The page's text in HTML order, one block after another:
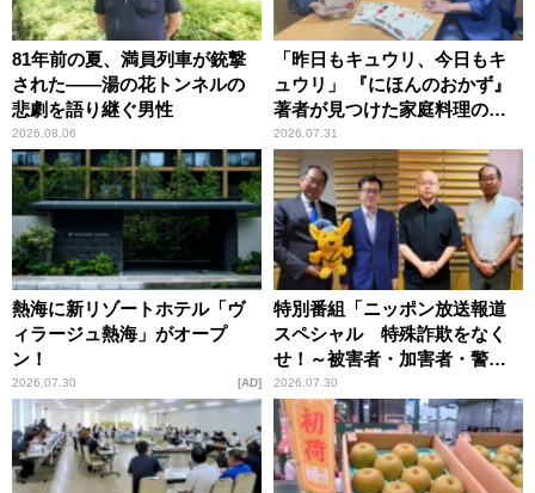
81年前の夏、満員列車が銃撃
された――湯の花トンネルの
悲劇を語り継ぐ男性
2026.08.06
「昨日もキュウリ、今日もキ
ュウリ」 『にほんのおかず』
著者が見つけた家庭料理の知
恵
2026.07.31
熱海に新リゾートホテル「ヴ
ィラージュ熱海」がオープ
ン！
2026.07.30 AD
特別番組「ニッポン放送報道
スペシャル 特殊詐欺をなく
せ！～被害者・加害者・警視
庁が語るトクリュウの実態
～」放送
2026.07.30